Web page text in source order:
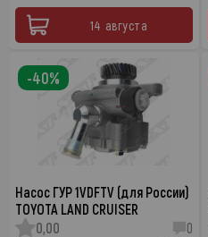
14 августа
Насос ГУР 1VDFTV (для России)
TOYOTA LAND CRUISER
0,00
0
-40%